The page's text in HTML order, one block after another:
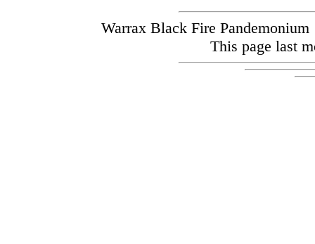
Warrax Black Fire
This page last